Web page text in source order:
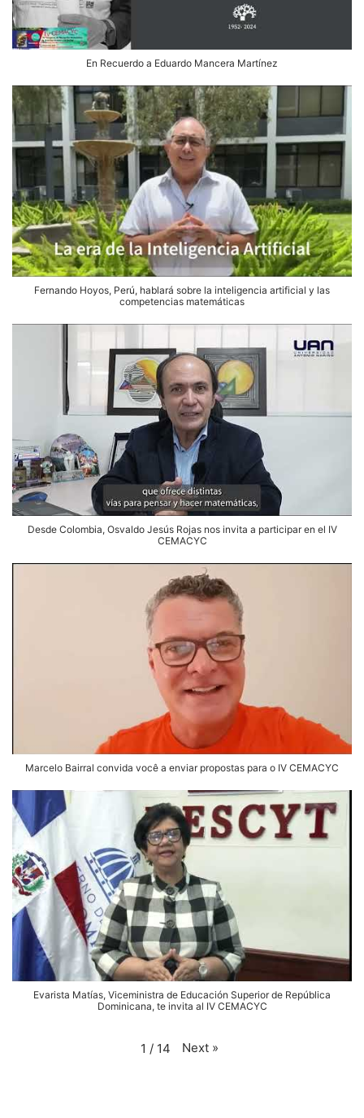
En Recuerdo a Eduardo Mancera Martínez
Fernando Hoyos, Perú, hablará sobre la inteligencia artificial y las
competencias matemáticas
Desde Colombia, Osvaldo Jesús Rojas nos invita a participar en el IV
CEMACYC
Marcelo Bairral convida você a enviar propostas para o IV CEMACYC
Evarista Matías, Viceministra de Educación Superior de República
Dominicana, te invita al IV CEMACYC
1 / 14 Next »